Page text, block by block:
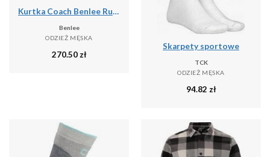
Kurtka Coach Benlee Rutland
Benlee
ODZIEŻ MĘSKA
270.50 zł
Skarpety sportowe
TCK
ODZIEŻ MĘSKA
94.82 zł